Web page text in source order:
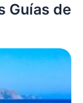
Guías de